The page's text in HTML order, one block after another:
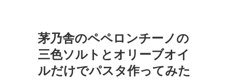
茅乃舎のペペロンチーノの
三色ソルトとオリーブオイ
ルだけでパスタ作ってみた